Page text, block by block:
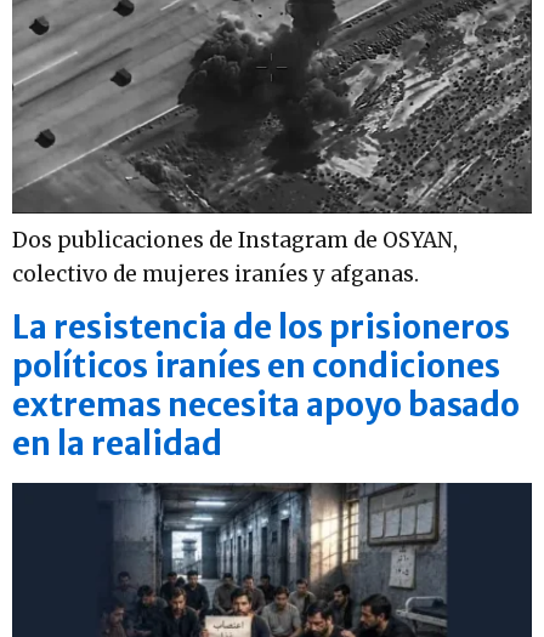
Dos publicaciones de Instagram de OSYAN,
colectivo de mujeres iraníes y afganas.
La resistencia de los prisioneros
políticos iraníes en condiciones
extremas necesita apoyo basado
en la realidad